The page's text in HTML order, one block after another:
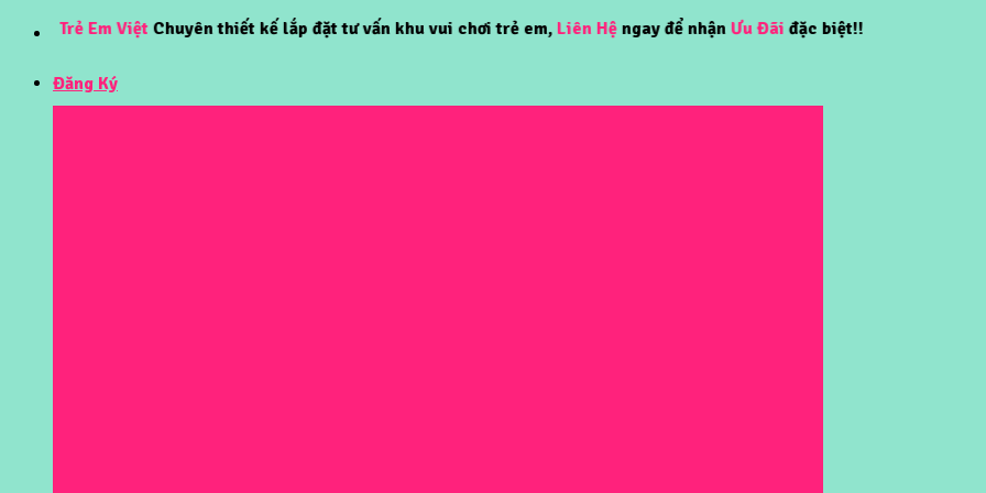
Skip
content
Em Việt Chuyên thiết kế lắp đặt tư vấn khu vui chơi trẻ em, Liên Hệ ngay để nhậnƯu Đãiđặc biệt!!
Đăng Ký